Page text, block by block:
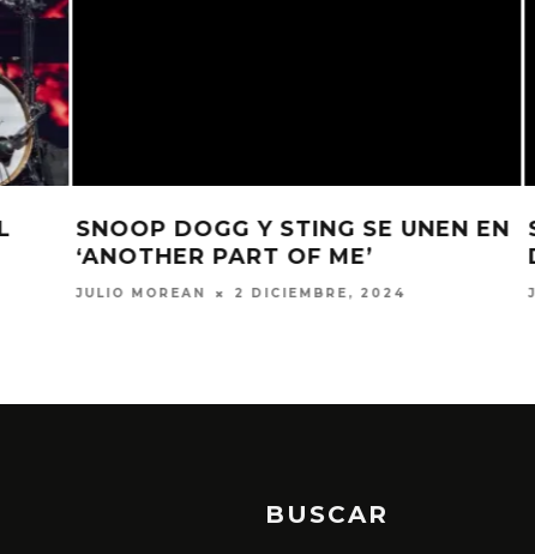
EN
SNOOP DOGG REVELA TRACKLIST
DE SU ÁLBUM Y LANZA TEMA
JULIO MOREAN 1 NOVIEMBRE, 2024
COMPARTE
EN LA CIUDAD’
7 AGOSTO, 2026
BUSCAR